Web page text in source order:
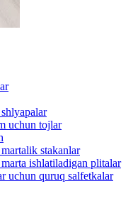
uchun tojlar
stakanlar
ishlatiladigan plitalar
uchun quruq salfetkalar